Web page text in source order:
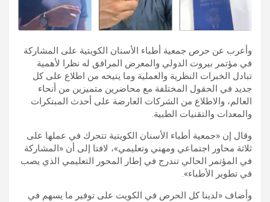
وأعرب عن حرص جمعية أطباء الأسنان الكويتية على المشاركة
في مؤتمر بيروت الدولي والمعرض المرافق له نظرا لأهمية
تبادل الخبرات النظرية والعملية وما يتيحه من اطلاع على كل
جديد في الحقول المختلفة مع محاضرين متميزين من أنحاء
العالم، والاطلاع من الشركات العارضة على أحدث المبتكرات
والمعدات والتقنيات الطبية.
وقال إن «جمعية أطباء الأسنان الكويتية تتحرك في عملها على
ثلاثة محاور اجتماعي ومهني وتعليمي»، لافتا إلى أن «المشاركة
في المؤتمر الحالي تندرج في إطار المحور التعليمي الذي يصب
في تطوير الأطباء».
وأضاف «لدينا كل الحرص في الكويت على توفير ما يسهم في